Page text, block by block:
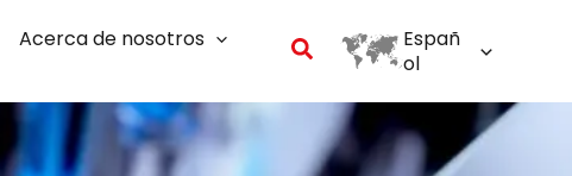
Acerca de nosotros
Buscar
Españ
ol